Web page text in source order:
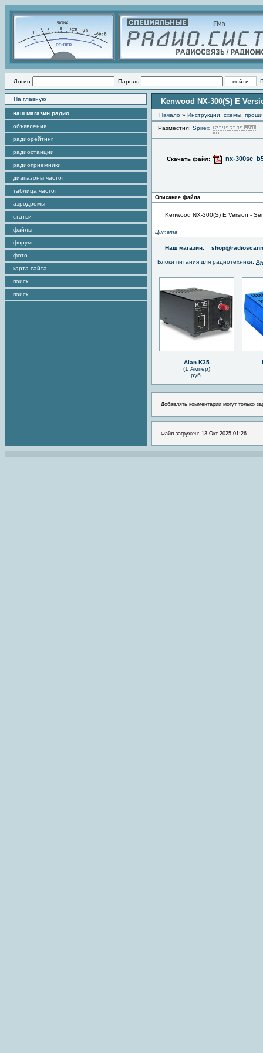
Логин Пароль
На главную
наш магазин радио
объявления
радиорейтинг
радиостанции
радиоприемники
диапазоны частот
таблица частот
аэродромы
статьи
файлы
форум
фото
карта сайта
поиск
поиск
Kenwood NX-300(S) E
Начало » Инструкции, схемы,
Разместил: Spirex
Скачать файл: nx-
Описание файла
Kenwood NX-300(S) E Version -
Цитата
Наш магазин:
Блоки питания для радиотехники:
Alan K35
(1 Ампер)
руб.
Добавлять комментарии могут только
Файл загружен: 13 Окт 2025 01:26